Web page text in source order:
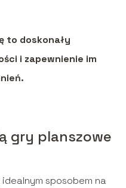
to doskonały
i zapewnienie im
gry planszowe
sposobem na